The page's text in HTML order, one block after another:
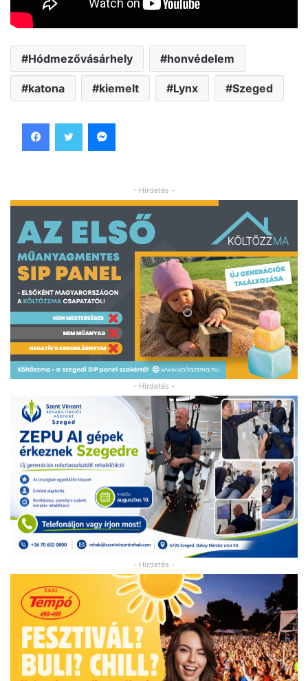
Hódmezővásárhely honvédelem
katona kiemelt Lynx Szeged
- Hirdetés -
- Hirdetés -
- Hirdetés -